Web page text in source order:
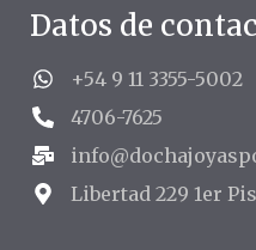
Datos de
+54 9 11 3355-5002
4706-7625
Libertad 229 1er